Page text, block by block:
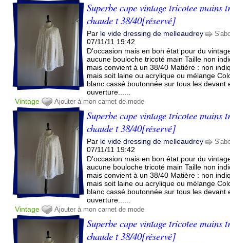
Superbe cape vintage tricotee mains
chaude t 38/40[réservé]
Par le vide dressing de melleaudrey
07/11/11 19:42
D'occasion mais en bon état pour du
aucune bouloche tricoté main Taille non
mais convient à un 38/40 Matière : non
mais soit laine ou acrylique ou mélange
blanc cassé boutonnée sur tous les devant
ouverture......
Vintage
Ajouter à mon carnet de mode
Superbe cape vintage tricotee mains
chaude t 38/40[réservé]
Par le vide dressing de melleaudrey
07/11/11 19:42
D'occasion mais en bon état pour du
aucune bouloche tricoté main Taille non
mais convient à un 38/40 Matière : non
mais soit laine ou acrylique ou mélange
blanc cassé boutonnée sur tous les devant
ouverture......
Vintage
Ajouter à mon carnet de mode
Superbe cape vintage tricotee mains
chaude t 38/40[réservé]